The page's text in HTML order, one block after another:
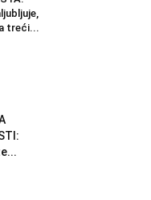
treći...